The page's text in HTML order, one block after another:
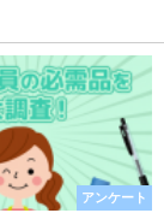
アンケート